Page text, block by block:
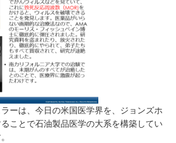
ーは、今日の米国医学界を、ジョンズホ
ことで石油製品医学の大系を構築してい